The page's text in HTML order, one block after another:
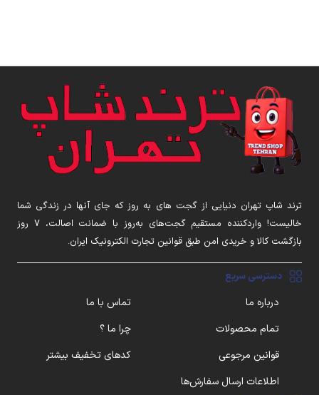
ترند شاپ تهران دنیایی از گجت های به روز که جای آنها در زندگی شما
خالیست! واردکننده مستقیم گجت‌های به‌روز با ضمانت اصالت، ۷ روز
بازگشت کالا و خریدی امن طبق قوانین تجارت الکترونیک ایران.
دسترسی سریع
درباره ما
تماس با ما
تمام محصولات
چرا ما ؟
قوانین مرجوعی
کدهای تخفیف بیشتر
اطلاعات ارسال سفارش‌ها